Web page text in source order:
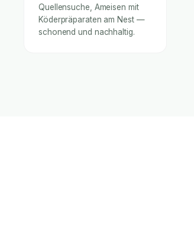
Quellensuche, Ameisen mit
Köderpräparaten am Nest —
schonend und nachhaltig.